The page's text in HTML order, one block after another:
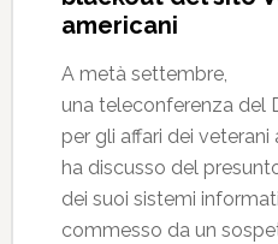
americani
A metà settembre,
una teleconferenza del
per gli affari dei veterani
ha discusso del
dei suoi sistemi
commesso da un